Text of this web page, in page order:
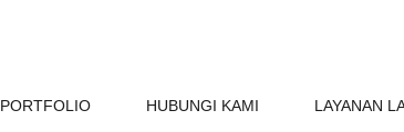
PORTFOLIO HUBUNGI KAMI LAYANAN